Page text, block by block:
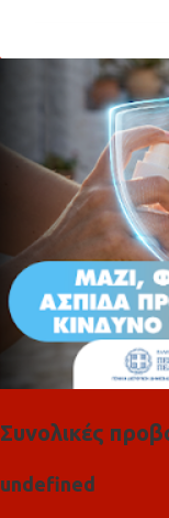
λ
Συνολικές
undefned